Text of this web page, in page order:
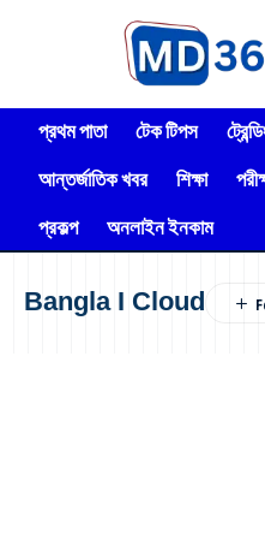
প্রথম পাতা টেক টিপস
আন্তর্জাতিক খবর
শিক্ষা
প্রকল্প
অনলাইন ইনকাম
Bangla I Cloud